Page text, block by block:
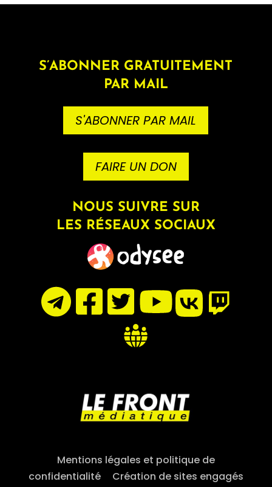
S’ABONNER GRATUITEMENT
PAR MAIL
S'ABONNER PAR MAIL
FAIRE UN DON
NOUS SUIVRE SUR
LES RÉSEAUX SOCIAUX
Mentions légales et politique de
confidentialité– Création de sites engagés